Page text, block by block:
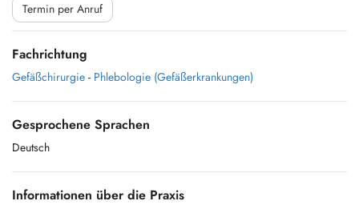
Termin per Anruf
Fachrichtung
Gefäßchirurgie - Phlebologie (Gefäßerkrankungen)
Gesprochene Sprachen
Deutsch
Informationen über die Praxis